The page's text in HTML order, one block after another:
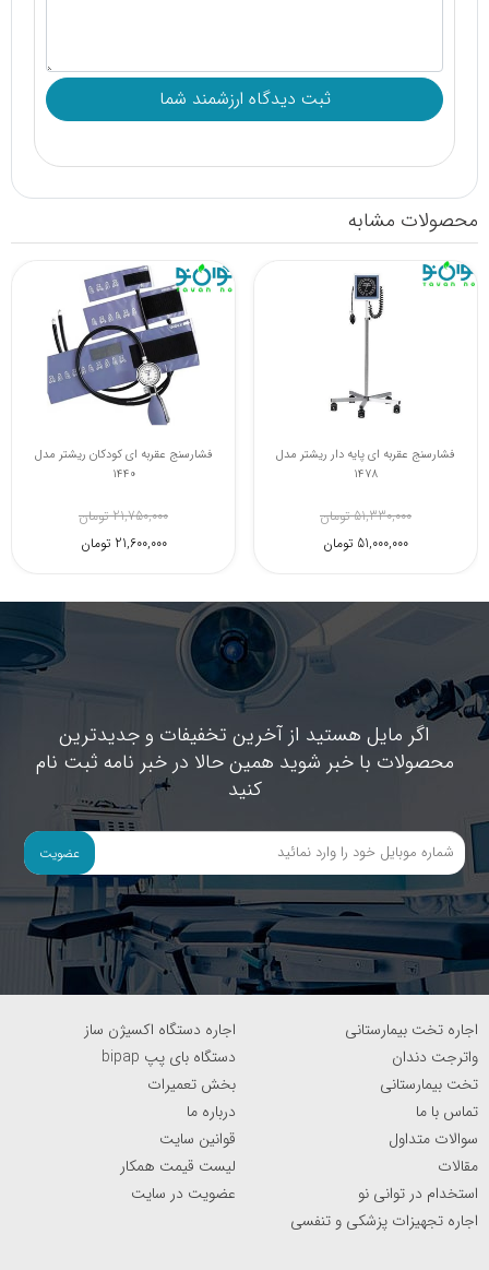
محصولات مشابه
فشارسنج عقربه ای پایه دار ریشتر مدل
1478
51,330,000 تومان
51,000,000 تومان
فشارسنج عقربه ای رزمکس مدل GB102
4,600,000 تومان
4,100,000 تومان
اگر مایل هستید از آخرین تخفیفات و جدیدترین
محصولات با خبر شوید همین حالا در خبر نامه ثبت نام
کنید
عضویت
اجاره تخت بیمارستانی
اجاره دستگاه اکسیژن ساز
واترجت دندان
دستگاه بای پپ bipap
تخت بیمارستانی
بخش تعمیرات
تماس با ما
درباره ما
سوالات متداول
قوانین سایت
مقالات
لیست قیمت همکار
استخدام در توانی نو
عضویت در سایت
اجاره تجهیزات پزشکی و تنفسی